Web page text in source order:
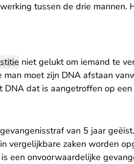
tussen de drie
niet gelukt om iemand te
moet zijn DNA afstaan
DNA dat is aangetroffen op een
van 5 jaar
vergelijkbare zaken worden
een onvoorwaardelijke